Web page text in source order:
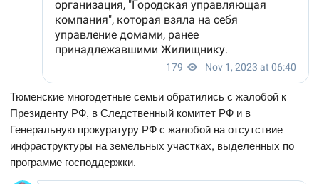
Тюменские многодетные семьи обратились с жалобой к
Президенту РФ, в Следственный комитет РФ и в
Генеральную прокуратуру РФ с жалобой на отсутствие
инфраструктуры на земельных участках, выделенных по
программе господдержки.